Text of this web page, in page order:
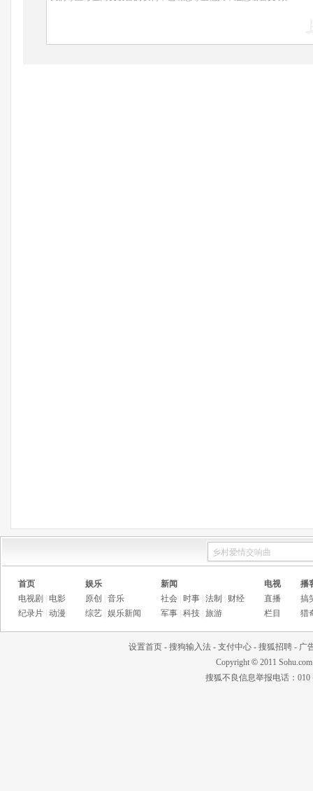
首页
电视剧
电影
纪录片 动漫
娱乐
原创
音乐
综艺 娱乐新闻
新闻
社会
时事 法制
财经
军事 科技 旅游
电视
直播
栏目
播
搞
猎
设置首页- 搜狗输入法- 支付中心- 搜狐招聘- 广
Copyright © 2011
搜狐不良信息举报电话：010